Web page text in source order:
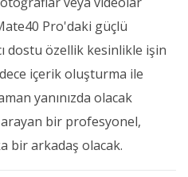
Pro'daki güçlü
dostu özellik kesinlikle işin
içerik oluşturma ile
yanınızda olacak
bir profesyonel,
bir arkadaş olacak.